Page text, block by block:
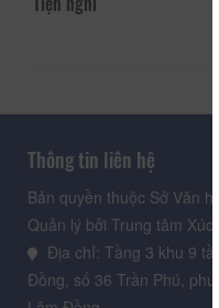
Thông tin liên hệ
Bản quyền thuộc Sở Văn
Quản lý bởi Trung tâm Xúc
Địa chỉ: Tầng 3 khu 9
Đồng, số 36 Trần Phú,